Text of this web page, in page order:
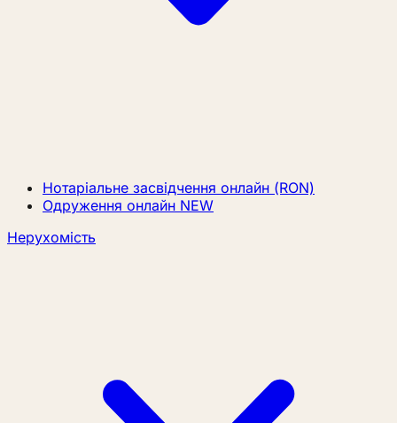
Нотаріальне засвідчення онлайн (RON)
Одруження онлайн NEW
Нерухомість